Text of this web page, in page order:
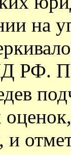
на
РФ.
и